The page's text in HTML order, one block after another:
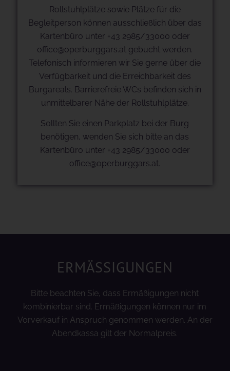
Rollstuhlplätze sowie Plätze für die
Begleitperson können ausschließlich über das
Kartenbüro unter +43 2985/33000 oder
office@operburggars.at gebucht werden.
Telefonisch informieren wir Sie gerne über die
Verfügbarkeit und die Erreichbarkeit des
Burgareals. Barrierefreie WCs befinden sich in
unmittelbarer Nähe der Rollstuhlplätze.
Sollten Sie einen Parkplatz bei der Burg
benötigen, wenden Sie sich bitte an das
Kartenbüro unter +43 2985/33000 oder
office@operburggars.at.
ERMÄSSIGUNGEN
Bitte beachten Sie, dass Ermäßigungen nicht
kombinierbar sind. Ermäßigungen können nur im
Vorverkauf in Anspruch genommen werden. An der
Abendkassa gilt der Normalpreis.